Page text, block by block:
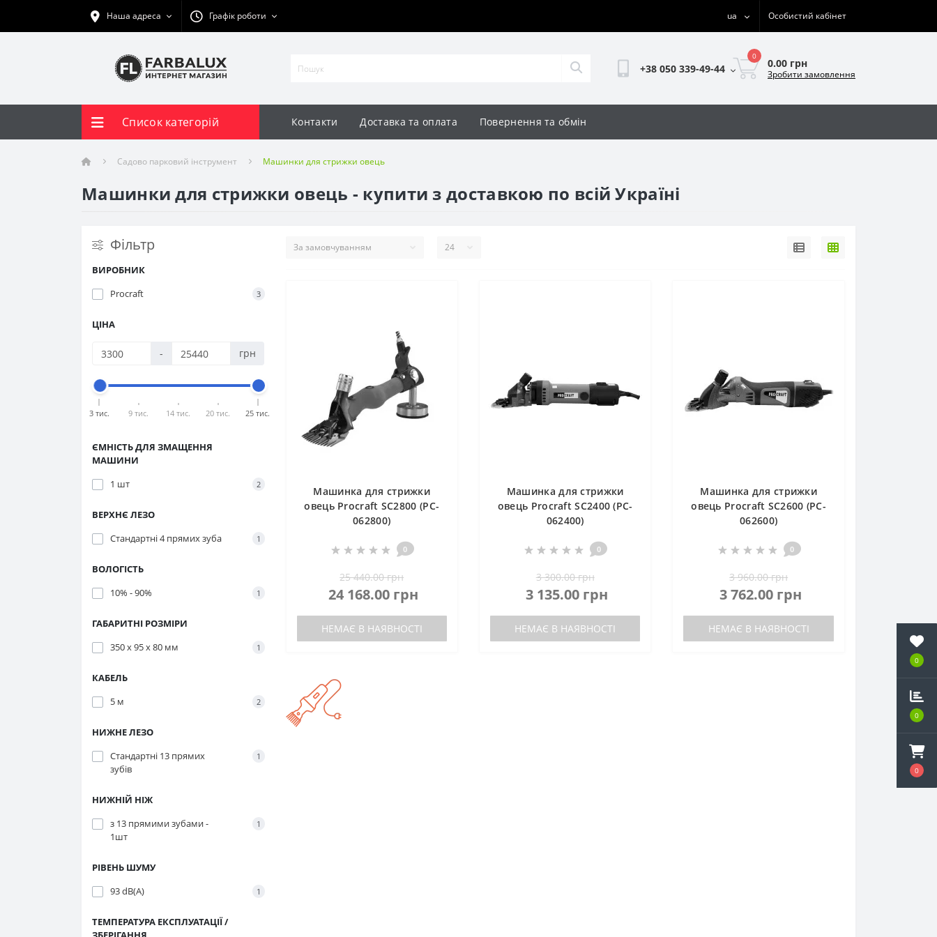
0
0
0
Наша адреса Графік роботи ua Особистий кабінет
+38 050 339-49-44
0
0.00 грн
Зробити замовлення
Список категорій Контакти Доставка та оплата Повернення та обмін
Садово парковий інструмент Машинки для стрижки овець
Машинки для стрижки овець - купити з доставкою по всій Україні
Фільтр
ВИРОБНИК
Procraft
3
ЦІНА
- грн
3 тис. 9 тис. 14 тис. 20 тис. 25 тис.
ЄМНІСТЬ ДЛЯ ЗМАЩЕННЯ
МАШИНИ
1 шт
2
ВЕРХНЄ ЛЕЗО
Стандартні 4 прямих зуба
1
ВОЛОГІСТЬ
10% - 90%
1
ГАБАРИТНІ РОЗМІРИ
350 x 95 x 80 мм
1
КАБЕЛЬ
5 м
2
НИЖНЕ ЛЕЗО
Стандартні 13 прямих
зубів
1
НИЖНІЙ НІЖ
з 13 прямими зубами -
1шт
1
РІВЕНЬ ШУМУ
93 dB(A)
1
ТЕМПЕРАТУРА ЕКСПЛУАТАЦІЇ /
Машинка для стрижки
овець Procraft SC2800 (PC-
062800)
0
25 440.00 грн
24 168.00 грн
НЕМАЄ В НАЯВНОСТІ
Машинка для стрижки
овець Procraft SC2400 (PC-
062400)
0
3 300.00 грн
3 135.00 грн
НЕМАЄ В НАЯВНОСТІ
Машинка для стрижки
овець Procraft SC2600 (PC-
062600)
0
3 960.00 грн
3 762.00 грн
НЕМАЄ В НАЯВНОСТІ